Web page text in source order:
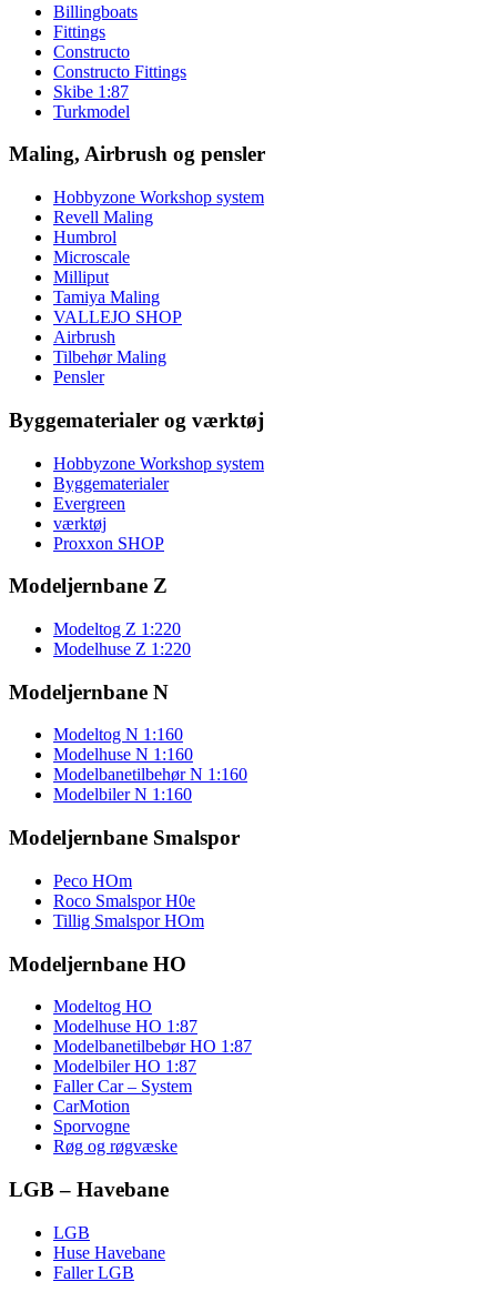
Billingboats
Fittings
Constructo
Constructo Fittings
Skibe 1:87
Turkmodel
Maling, Airbrush og pensler
Hobbyzone Workshop system
Revell Maling
Humbrol
Microscale
Milliput
Tamiya Maling
VALLEJO SHOP
Airbrush
Tilbehør Maling
Pensler
Byggematerialer og værktøj
Hobbyzone Workshop system
Byggematerialer
Evergreen
værktøj
Proxxon SHOP
Modeljernbane Z
Modeltog Z 1:220
Modelhuse Z 1:220
Modeljernbane N
Modeltog N 1:160
Modelhuse N 1:160
Modelbanetilbehør N 1:160
Modelbiler N 1:160
Modeljernbane Smalspor
Peco HOm
Roco Smalspor H0e
Tillig Smalspor HOm
Modeljernbane HO
Modeltog HO
Modelhuse HO 1:87
Modelbanetilbebør HO 1:87
Modelbiler HO 1:87
Faller Car – System
CarMotion
Sporvogne
Røg og røgvæske
LGB – Havebane
LGB
Huse Havebane
Faller LGB